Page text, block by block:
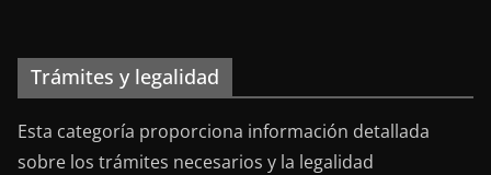
Trámites y legalidad
Esta categoría proporciona información detallada
sobre los trámites necesarios y la legalidad